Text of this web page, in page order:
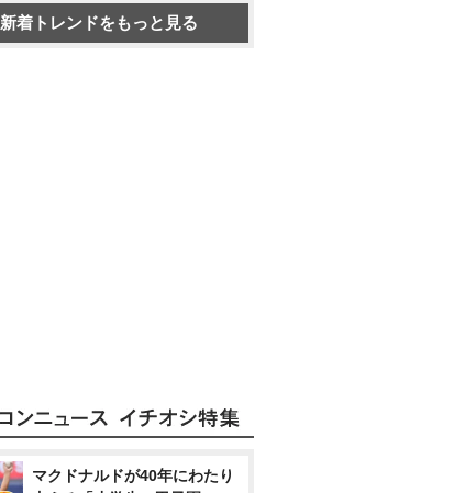
新着トレンドをもっと見る
マクドナルドが40年にわたり